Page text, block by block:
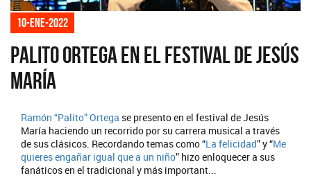
10-ene-2022
Palito Ortega en el festival de Jesús
María
Ramón “Palito” Ortega se presento en el festival de Jesús
María haciendo un recorrido por su carrera musical a través
de sus clásicos. Recordando temas como “La felicidad” y “Me
quieres engañar igual que a un niño” hizo enloquecer a sus
fanáticos en el tradicional y más important...